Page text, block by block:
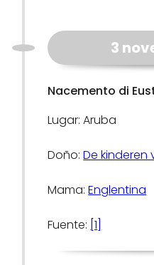
3
Nacemento di
Lugar: Aruba
Doño:De kinderen
Mama:Englentina
Fuente: [1]